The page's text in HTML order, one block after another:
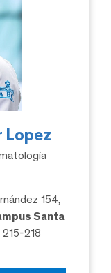
Lopez
154,
Santa
218